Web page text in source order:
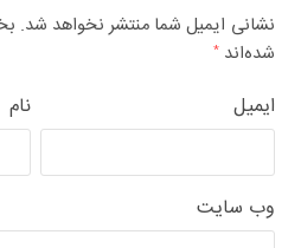
نشانی ایمیل شما منتشر نخواهد شد.
شده‌اند*
نام ایمیل
وب‌ سایت